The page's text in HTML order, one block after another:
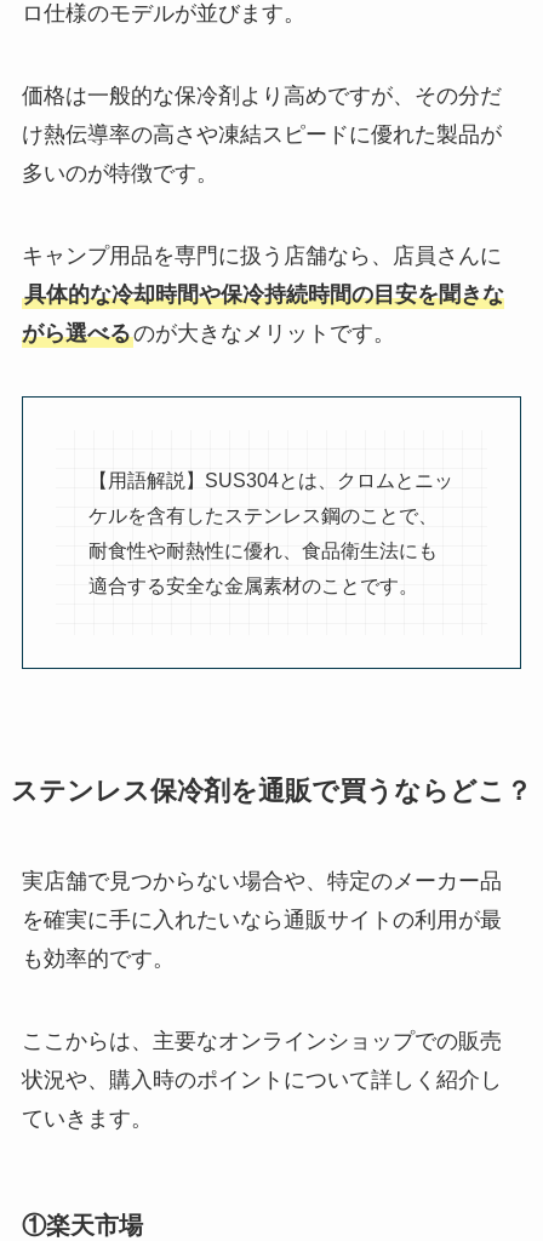
ロ仕様のモデルが並びます。
価格は一般的な保冷剤より高めですが、その分だ
け熱伝導率の高さや凍結スピードに優れた製品が
多いのが特徴です。
キャンプ用品を専門に扱う店舗なら、店員さんに
具体的な冷却時間や保冷持続時間の目安を聞きな
がら選べるのが大きなメリットです。
【用語解説】SUS304とは、クロムとニッ
ケルを含有したステンレス鋼のことで、
耐食性や耐熱性に優れ、食品衛生法にも
適合する安全な金属素材のことです。
ステンレス保冷剤を通販で買うならどこ？
実店舗で見つからない場合や、特定のメーカー品
を確実に手に入れたいなら通販サイトの利用が最
も効率的です。
ここからは、主要なオンラインショップでの販売
状況や、購入時のポイントについて詳しく紹介し
ていきます。
①楽天市場